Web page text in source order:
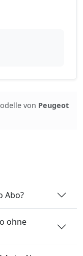
von Peugeot
Abo?
ohne